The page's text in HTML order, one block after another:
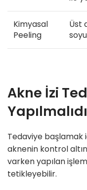
Kimyasal
Peeling
Üst
Akne İzi
Tedaviye başlamak
aknenin kontrol
varken yapılan
tetikleyebilir.